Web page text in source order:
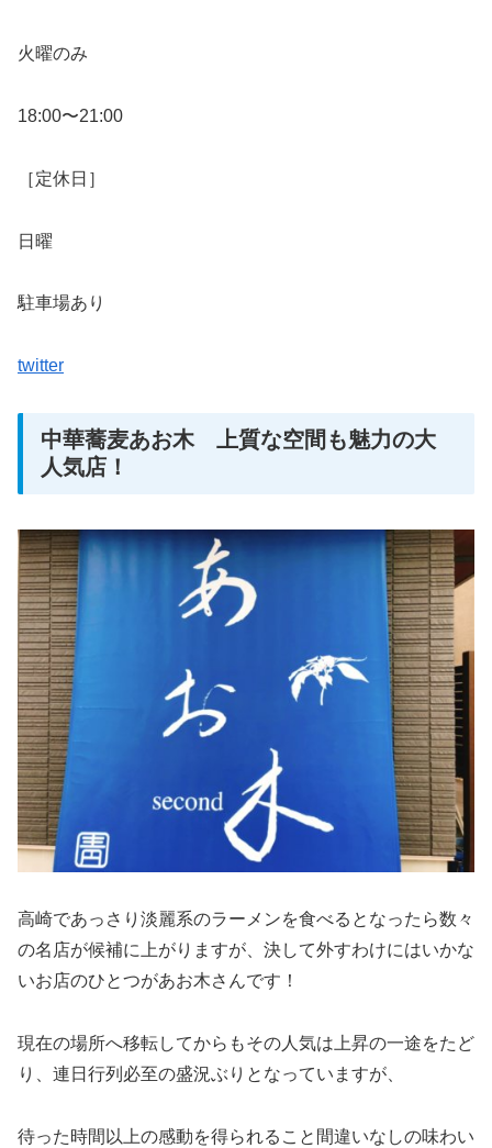
火曜のみ
18:00〜21:00
［定休日］
日曜
駐車場あり
twitter
中華蕎麦あお木 上質な空間も魅力の大
人気店！
高崎であっさり淡麗系のラーメンを食べるとなったら数々
の名店が候補に上がりますが、決して外すわけにはいかな
いお店のひとつがあお木さんです！
現在の場所へ移転してからもその人気は上昇の一途をたど
り、連日行列必至の盛況ぶりとなっていますが、
待った時間以上の感動を得られること間違いなしの味わい